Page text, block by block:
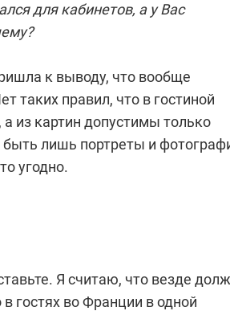
для кабинетов, а у Вас
к выводу, что вообще
таких правил, что в гостиной
из картин допустимы только
лишь портреты и
угодно.
Я считаю, что везде
гостях во Франции в одной